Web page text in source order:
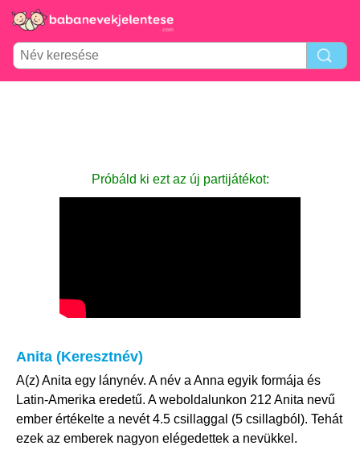
Próbáld ki ezt az új partijátékot:
Anita (Keresztnév)
A(z) Anita egy lánynév. A név a Anna egyik formája és
Latin-Amerika eredetű. A weboldalunkon 212 Anita nevű
ember értékelte a nevét 4.5 csillaggal (5 csillagból). Tehát
ezek az emberek nagyon elégedettek a nevükkel.